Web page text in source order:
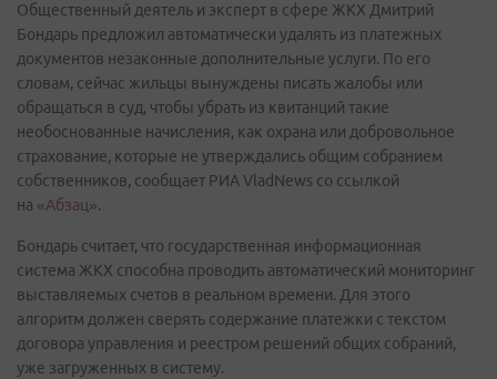
Общественный деятель и эксперт в сфере ЖКХ Дмитрий
Бондарь предложил автоматически удалять из платежных
документов незаконные дополнительные услуги. По его
словам, сейчас жильцы вынуждены писать жалобы или
обращаться в суд, чтобы убрать из квитанций такие
необоснованные начисления, как охрана или добровольное
страхование, которые не утверждались общим собранием
собственников, сообщает РИА VladNews со ссылкой
на «Абзац».
Бондарь считает, что государственная информационная
система ЖКХ способна проводить автоматический мониторинг
выставляемых счетов в реальном времени. Для этого
алгоритм должен сверять содержание платежки с текстом
договора управления и реестром решений общих собраний,
уже загруженных в систему.